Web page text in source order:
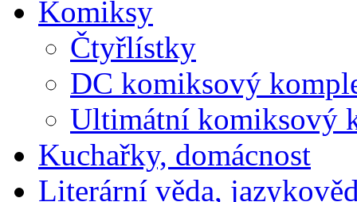
Komiksy
Čtyřlístky
DC komiksový
Ultimátní komiksový
Kuchařky, domácnost
Literární věda,